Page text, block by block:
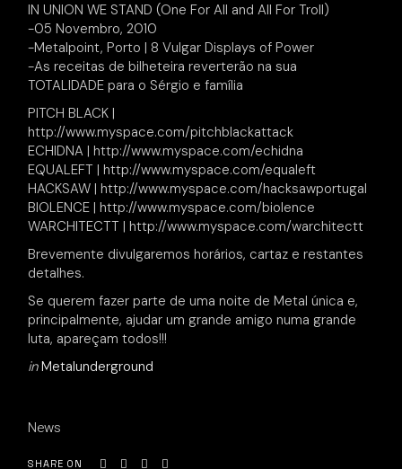
IN UNION WE STAND (One For All and All For Troll)
-05 Novembro, 2010
-Metalpoint, Porto | 8 Vulgar Displays of Power
-As receitas de bilheteira reverterão na sua
TOTALIDADE para o Sérgio e família
PITCH BLACK |
http://www.myspace.com/pitchblackattack
ECHIDNA | http://www.myspace.com/echidna
EQUALEFT | http://www.myspace.com/equaleft
HACKSAW | http://www.myspace.com/hacksawportugal
BIOLENCE | http://www.myspace.com/biolence
WARCHITECTT | http://www.myspace.com/warchitectt
Brevemente divulgaremos horários, cartaz e restantes
detalhes.
Se querem fazer parte de uma noite de Metal única e,
principalmente, ajudar um grande amigo numa grande
luta, apareçam todos!!!
in Metalunderground
News
SHARE ON